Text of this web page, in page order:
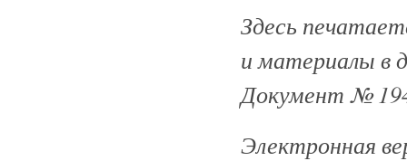
Здесь
и материалы в
Документ №
Электронная